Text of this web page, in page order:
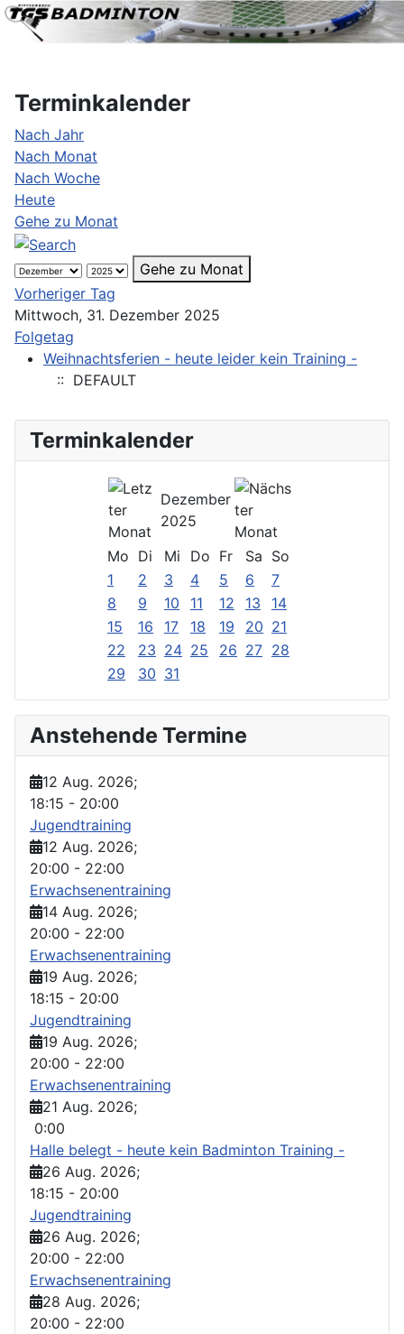
Terminkalender
Nach Jahr
Nach Monat
Nach Woche
Heute
Gehe zu Monat
Gehe zu Monat
Vorheriger Tag
Mittwoch, 31. Dezember 2025
Folgetag
Weihnachtsferien - heute leider kein Training -
:: DEFAULT
Terminkalender
Dezember
2025
Mo Di Mi Do Fr Sa So
1
2 3 4 5 6
7
8
9 10 11 12 13
14
15
16 17 18 19 20 21
22
23 24 25 26 27 28
29
30 31
Anstehende Termine
12 Aug. 2026;
18:15 - 20:00
Jugendtraining
12 Aug. 2026;
20:00 - 22:00
Erwachsenentraining
14 Aug. 2026;
20:00 - 22:00
Erwachsenentraining
19 Aug. 2026;
18:15 - 20:00
Jugendtraining
19 Aug. 2026;
20:00 - 22:00
Erwachsenentraining
21 Aug. 2026;
0:00
Halle belegt - heute kein Badminton Training -
26 Aug. 2026;
18:15 - 20:00
Jugendtraining
26 Aug. 2026;
20:00 - 22:00
Erwachsenentraining
28 Aug. 2026;
20:00 - 22:00